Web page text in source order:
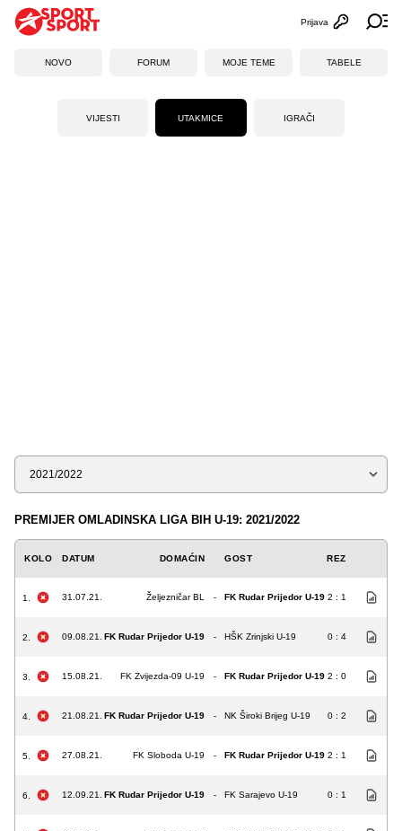
Otvori
Prijava
NOVO FORUM MOJE TEME TABELE
VIJESTI UTAKMICE IGRAČI
Sezona
PREMIJER OMLADINSKA LIGA BIH U-19: 2021/2022
KOLO DATUM DOMAĆIN GOST REZ
1. 31.07.21. Željezničar BL - FK Rudar Prijedor U-19 2 : 1
2. 09.08.21. FK Rudar Prijedor U-19 - HŠK Zrinjski U-19 0 : 4
3. 15.08.21. FK Zvijezda-09 U-19 - FK Rudar Prijedor U-19 2 : 0
4. 21.08.21. FK Rudar Prijedor U-19 - NK Široki Brijeg U-19 0 : 2
5. 27.08.21. FK Sloboda U-19 - FK Rudar Prijedor U-19 2 : 1
6. 12.09.21. FK Rudar Prijedor U-19 - FK Sarajevo U-19 0 : 1